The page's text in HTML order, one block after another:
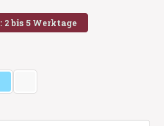
bis 5 Werktage
türkis/blau
weiß